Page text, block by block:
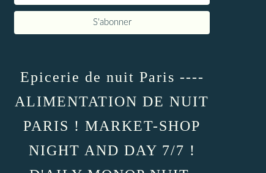
Epicerie de nuit Paris ----
ALIMENTATION DE NUIT
PARIS ! MARKET-SHOP
NIGHT AND DAY 7/7 !